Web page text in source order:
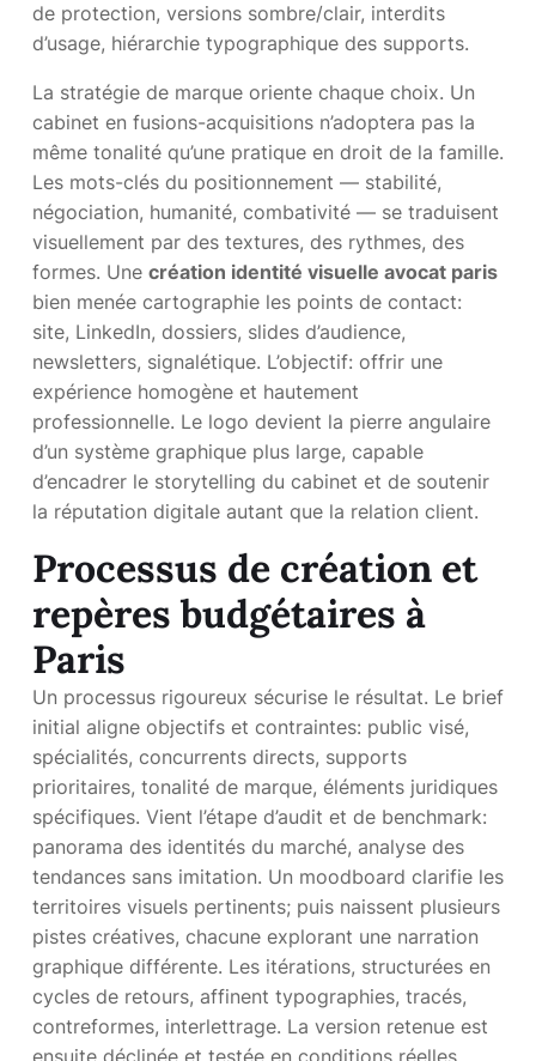
de protection, versions sombre/clair, interdits
d’usage, hiérarchie typographique des supports.
La stratégie de marque oriente chaque choix. Un
cabinet en fusions-acquisitions n’adoptera pas la
même tonalité qu’une pratique en droit de la famille.
Les mots-clés du positionnement — stabilité,
négociation, humanité, combativité — se traduisent
visuellement par des textures, des rythmes, des
formes. Une création identité visuelle avocat paris
bien menée cartographie les points de contact:
site, LinkedIn, dossiers, slides d’audience,
newsletters, signalétique. L’objectif: offrir une
expérience homogène et hautement
professionnelle. Le logo devient la pierre angulaire
d’un système graphique plus large, capable
d’encadrer le storytelling du cabinet et de soutenir
la réputation digitale autant que la relation client.
Processus de création et
repères budgétaires à
Paris
Un processus rigoureux sécurise le résultat. Le brief
initial aligne objectifs et contraintes: public visé,
spécialités, concurrents directs, supports
prioritaires, tonalité de marque, éléments juridiques
spécifiques. Vient l’étape d’audit et de benchmark:
panorama des identités du marché, analyse des
tendances sans imitation. Un moodboard clarifie les
territoires visuels pertinents; puis naissent plusieurs
pistes créatives, chacune explorant une narration
graphique différente. Les itérations, structurées en
cycles de retours, affinent typographies, tracés,
contreformes, interlettrage. La version retenue est
ensuite déclinée et testée en conditions réelles